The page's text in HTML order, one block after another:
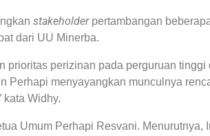
stakeholderpertambangan
dari UU Minerba.
prioritas perizinan pada perguruan tinggi
Perhapi menyayangkan munculnya
kata Widhy.
Umum Perhapi Resvani. Menurutnya,